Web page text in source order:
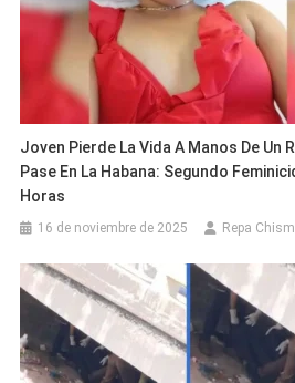
Joven Pierde La Vida A Manos De Un
Pase En La Habana: Segundo
Horas
16 de noviembre de 2025 Repa